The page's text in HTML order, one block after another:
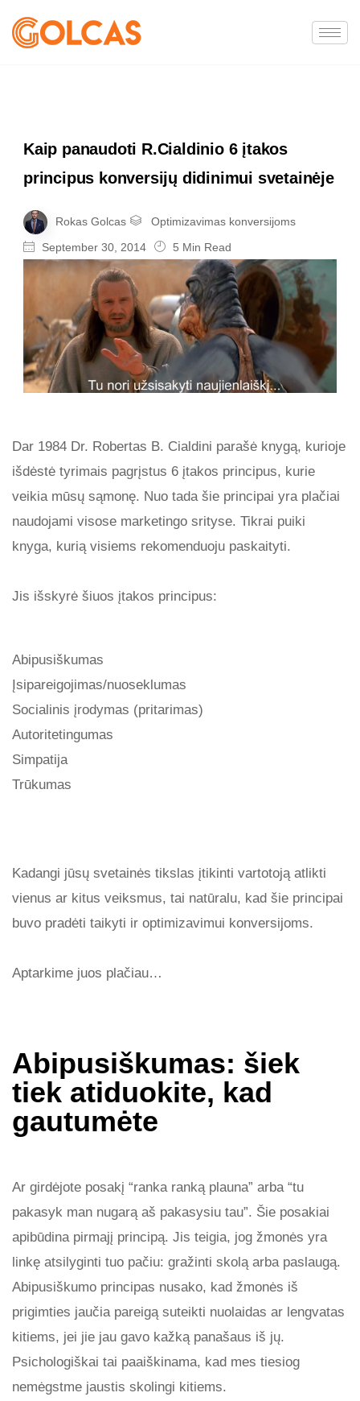
Kaip panaudoti R.Cialdinio 6 įtakos
principus konversijų didinimui svetainėje
Rokas Golcas Optimizavimas konversijoms
September 30, 2014 5 Min Read
Dar 1984 Dr. Robertas B. Cialdini parašė knygą, kurioje
išdėstė tyrimais pagrįstus 6 įtakos principus, kurie
veikia mūsų sąmonę. Nuo tada šie principai yra plačiai
naudojami visose marketingo srityse. Tikrai puiki
knyga, kurią visiems rekomenduoju paskaityti.
Jis išskyrė šiuos įtakos principus:
Abipusiškumas
Įsipareigojimas/nuoseklumas
Socialinis įrodymas (pritarimas)
Autoritetingumas
Simpatija
Trūkumas
Kadangi jūsų svetainės tikslas įtikinti vartotoją atlikti
vienus ar kitus veiksmus, tai natūralu, kad šie principai
buvo pradėti taikyti ir optimizavimui konversijoms.
Aptarkime juos plačiau…
Abipusiškumas: šiek
tiek atiduokite, kad
gautumėte
Ar girdėjote posakį “ranka ranką plauna” arba “tu
pakasyk man nugarą aš pakasysiu tau”. Šie posakiai
apibūdina pirmajį principą. Jis teigia, jog žmonės yra
linkę atsilyginti tuo pačiu: gražinti skolą arba paslaugą.
Abipusiškumo principas nusako, kad žmonės iš
prigimties jaučia pareigą suteikti nuolaidas ar lengvatas
kitiems, jei jie jau gavo kažką panašaus iš jų.
Psichologiškai tai paaiškinama, kad mes tiesiog
nemėgstme jaustis skolingi kitiems.